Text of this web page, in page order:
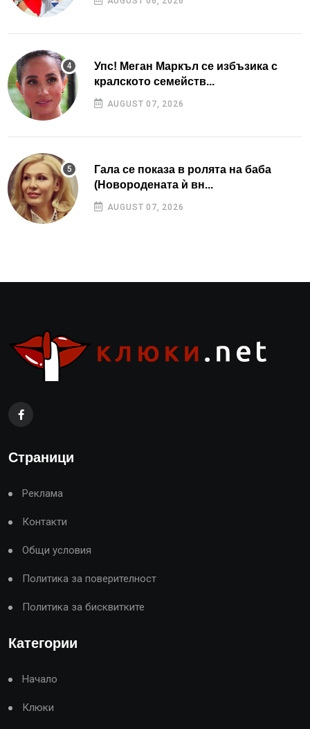
Упс! Меган Маркъл се избъзика с
кралското семейств...
AUGUST 07, 2026
Гала се показа в ролята на баба
(Новородената ѝ вн...
AUGUST 07, 2026
Страници
Реклама
Контакти
Общи условия
Политика за поверителност
Политика за бисквитките
Категории
Начало
Клюки